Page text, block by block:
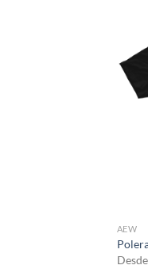
AEW
Desde